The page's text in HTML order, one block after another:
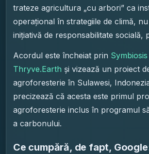
trateze agricultura „cu arbori” ca
operațional în strategiile de climă,
inițiativă de responsabilitate socială,
Acordul este încheiat prin
Thryve.Earth și vizează un proiect
agroforesterie în Sulawesi,
precizează că acesta este primul
agroforesterie inclus în programul
a carbonului.
Ce cumpără, de fapt,